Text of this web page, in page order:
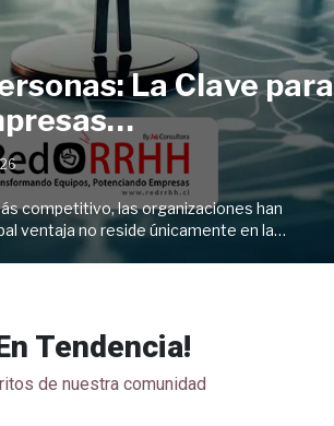
La Clave para
competitivo, las organizaciones han
ventaja no reside únicamente en la…
Tendencia!
de nuestra comunidad